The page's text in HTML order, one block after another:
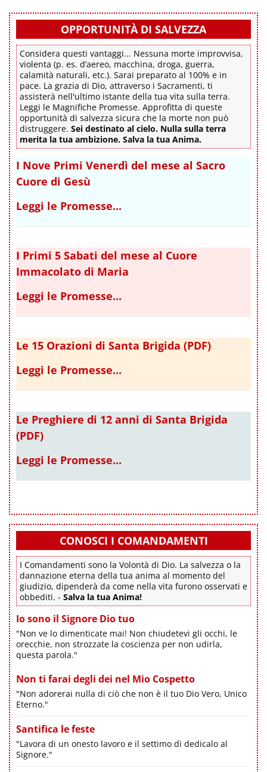
OPPORTUNITÀ DI SALVEZZA
Considera questi vantaggi... Nessuna morte improvvisa,
violenta (p. es. d’aereo, macchina, droga, guerra,
calamità naturali, etc.). Sarai preparato al 100% e in
pace. La grazia di Dio, attraverso i Sacramenti, ti
assisterà nell'ultimo istante della tua vita sulla terra.
Leggi le Magnifiche Promesse. Approfitta di queste
opportunità di salvezza sicura che la morte non può
distruggere. Sei destinato al cielo. Nulla sulla terra
merita la tua ambizione. Salva la tua Anima.
I Nove Primi Venerdì del mese al Sacro
Cuore di Gesù
Leggi le Promesse...
I Primi 5 Sabati del mese al Cuore
Immacolato di Maria
Leggi le Promesse...
Le 15 Orazioni di Santa Brigida (PDF)
Leggi le Promesse...
Le Preghiere di 12 anni di Santa Brigida
(PDF)
Leggi le Promesse...
CONOSCI I COMANDAMENTI
I Comandamenti sono la Volontà di Dio. La salvezza o la
dannazione eterna della tua anima al momento del
giudizio, dipenderà da come nella vita furono osservati e
obbediti. - Salva la tua Anima!
Io sono il Signore Dio tuo
"Non ve lo dimenticate mai! Non chiudetevi gli occhi, le
orecchie, non strozzate la coscienza per non udirla,
questa parola."
Non ti farai degli dei nel Mio Cospetto
"Non adorerai nulla di ciò che non è il tuo Dio Vero, Unico
Eterno."
Santifica le feste
"Lavora di un onesto lavoro e il settimo dì dedicalo al
Signore."